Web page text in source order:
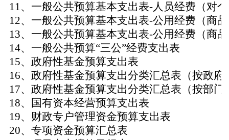
11、一般公共预算基本支出表-人员经费（对
12、一般公共预算基本支出表-公用经费（商
13、一般公共预算基本支出表-公用经费（商
14、一般公共预算“三公”经费支出表
15、政府性基金预算支出表
16、政府性基金预算支出分类汇总表（按政府
17、政府性基金预算支出分类汇总表（按部门
18、国有资本经营预算支出表
19、财政专户管理资金预算支出表
20、专项资金预算汇总表